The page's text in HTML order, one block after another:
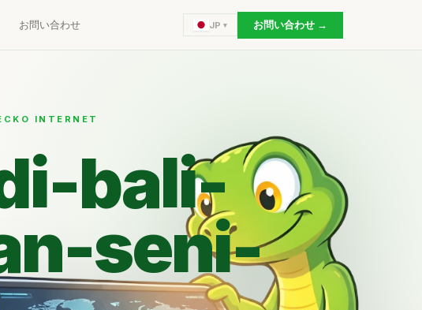
お問い合わせ JP お問い合わせ →
INTERNET
bali-
seni-